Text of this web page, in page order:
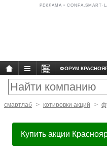
РЕКЛАМА • CONFA.SMART-
ФОРУМ
смартлаб котировки акций
Купить акции